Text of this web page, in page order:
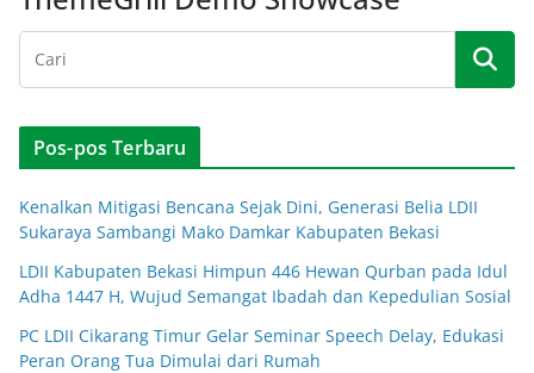
Pos-pos Terbaru
Kenalkan Mitigasi Bencana Sejak Dini, Generasi Belia LDII
Sukaraya Sambangi Mako Damkar Kabupaten Bekasi
LDII Kabupaten Bekasi Himpun 446 Hewan Qurban pada Idul
Adha 1447 H, Wujud Semangat Ibadah dan Kepedulian Sosial
PC LDII Cikarang Timur Gelar Seminar Speech Delay, Edukasi
Peran Orang Tua Dimulai dari Rumah